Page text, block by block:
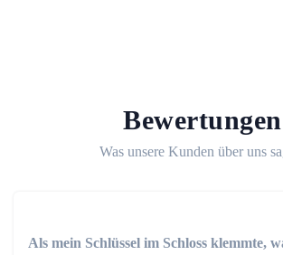
Bewertungen
Was unsere Kunden über uns
Als mein Schlüssel im Schloss klemmte,